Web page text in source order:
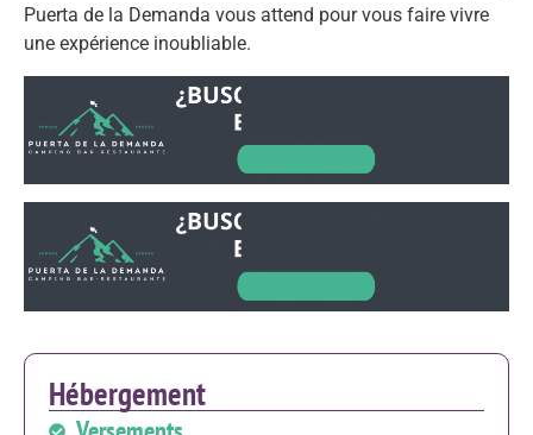
Puerta de la Demanda vous attend pour vous faire vivre
une expérience inoubliable.
Hébergement